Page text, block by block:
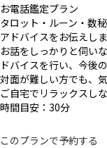
お電話鑑定プラン
タロット・ルーン・数
アドバイスをお伝えしま
お話をしっかりと伺い
ドバイスを行い、今後
対面が難しい方でも、
ご自宅でリラックスし
時間目安：30分
このプランで予約する